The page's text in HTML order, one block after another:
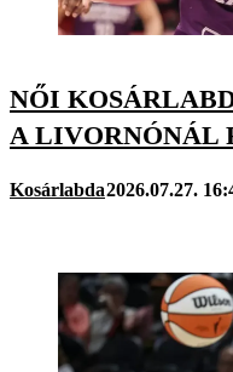
NŐI
A LIVORNÓNÁL
Kosárlabda2026.07.27.